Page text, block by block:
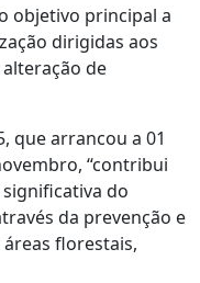
objetivo principal a
dirigidas aos
de
que arrancou a 01
“contribui
do
da prevenção e
florestais,